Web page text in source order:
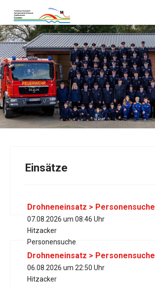
Einsätze
Drohneneinsatz > Personensuche
07.08.2026 um 08:46 Uhr
Hitzacker
Personensuche
Drohneneinsatz > Personensuche
06.08.2026 um 22:50 Uhr
Hitzacker